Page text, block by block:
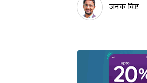
जनक विष्ट